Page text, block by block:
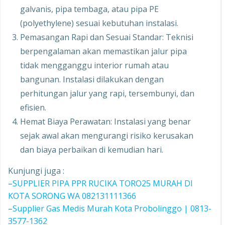
galvanis, pipa tembaga, atau pipa PE
(polyethylene) sesuai kebutuhan instalasi.
Pemasangan Rapi dan Sesuai Standar: Teknisi
berpengalaman akan memastikan jalur pipa
tidak mengganggu interior rumah atau
bangunan. Instalasi dilakukan dengan
perhitungan jalur yang rapi, tersembunyi, dan
efisien.
Hemat Biaya Perawatan: Instalasi yang benar
sejak awal akan mengurangi risiko kerusakan
dan biaya perbaikan di kemudian hari.
Kunjungi juga :
–SUPPLIER PIPA PPR RUCIKA TORO25 MURAH DI
KOTA SORONG WA 082131111366
–Supplier Gas Medis Murah Kota Probolinggo | 0813-
3577-1362